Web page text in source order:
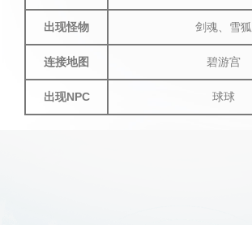
出现怪物 剑魂、雪狐
连接地图 碧游宫
出现NPC 球球